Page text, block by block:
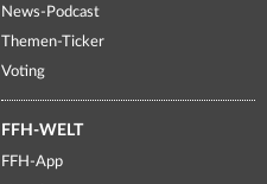
News-Podcast
Themen-Ticker
Voting
FFH-WELT
FFH-App